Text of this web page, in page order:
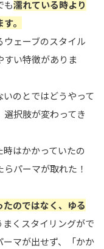
も濡れている時より
。
ェーブのスタイル
すい特徴がありま
のとではどうやって
択肢が変わってき
はかかっていたの
パーマが取れた！
のではなく、ゆる
まくスタイリングがで
マが出せず、「かか